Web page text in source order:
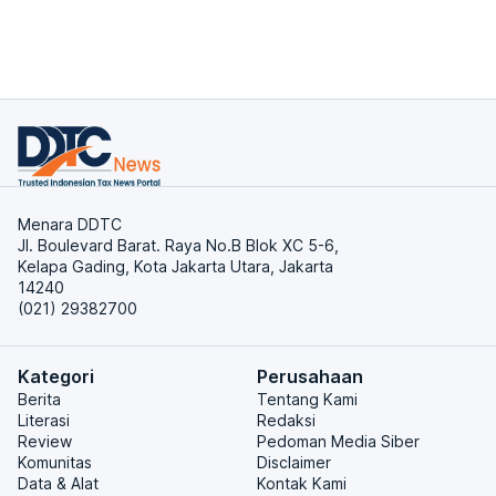
Menara DDTC
Jl. Boulevard Barat. Raya No.B Blok XC 5-6,
Kelapa Gading, Kota Jakarta Utara, Jakarta
14240
(021) 29382700
Kategori
Berita
Literasi
Review
Komunitas
Data & Alat
Perusahaan
Tentang Kami
Redaksi
Pedoman Media Siber
Disclaimer
Kontak Kami